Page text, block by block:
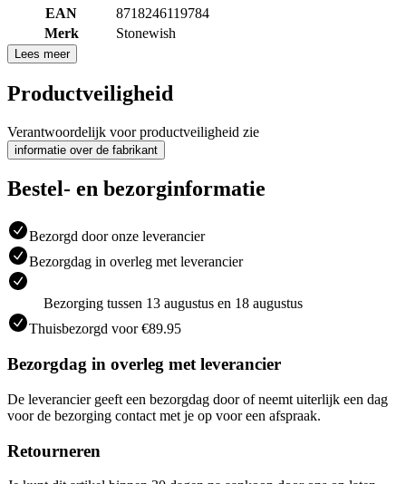
EAN
8718246119784
Merk
Stonewish
Lees meer
Productveiligheid
Verantwoordelijk voor productveiligheid zie
informatie over de fabrikant
Bestel- en bezorginformatie
Bezorgd door onze leverancier
Bezorgdag in overleg met leverancier
Bezorging tussen 13 augustus en 18 augustus
Thuisbezorgd voor €89.95
Bezorgdag in overleg met leverancier
De leverancier geeft een bezorgdag door of neemt uiterlijk een dag
voor de bezorging contact met je op voor een afspraak.
Retourneren